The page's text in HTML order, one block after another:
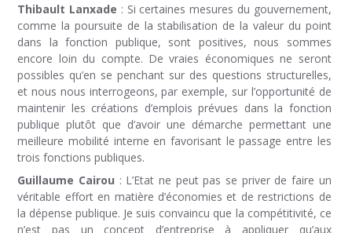
Thibault Lanxade : Si certaines mesures du gouvernement,
comme la poursuite de la stabilisation de la valeur du point
dans la fonction publique, sont positives, nous sommes
encore loin du compte. De vraies économiques ne seront
possibles qu’en se penchant sur des questions structurelles,
et nous nous interrogeons, par exemple, sur l’opportunité de
maintenir les créations d’emplois prévues dans la fonction
publique plutôt que d’avoir une démarche permettant une
meilleure mobilité interne en favorisant le passage entre les
trois fonctions publiques.
Guillaume Cairou : L’Etat ne peut pas se priver de faire un
véritable effort en matière d’économies et de restrictions de
la dépense publique. Je suis convaincu que la compétitivité, ce
n’est pas un concept d’entreprise à appliquer qu’aux